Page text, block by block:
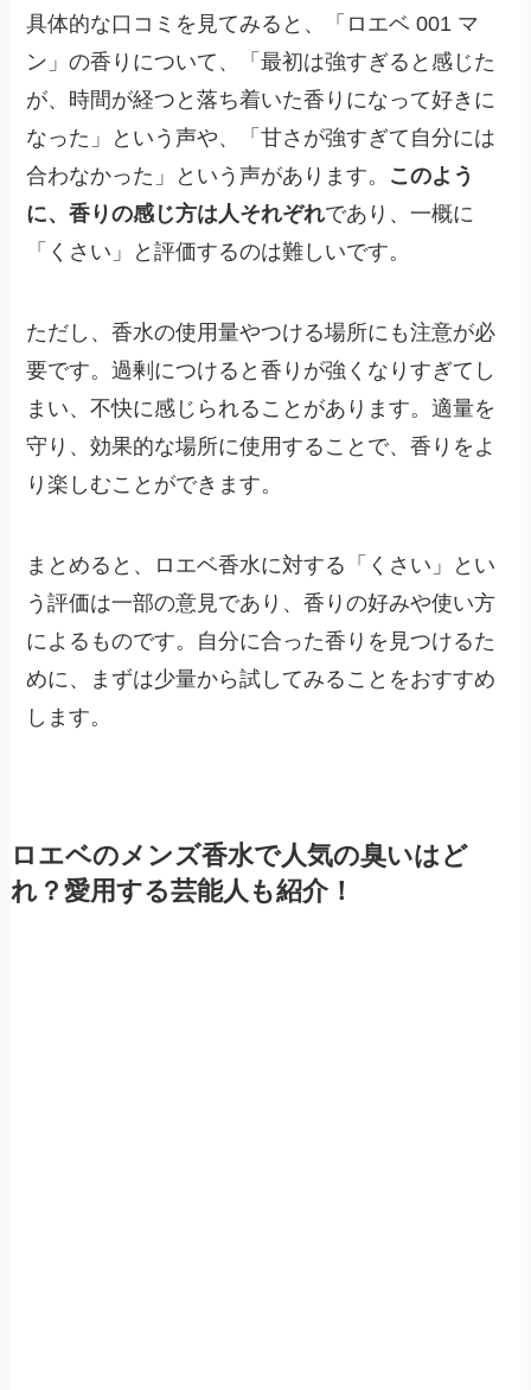
具体的な口コミを見てみると、「ロエベ 001 マ
ン」の香りについて、「最初は強すぎると感じた
が、時間が経つと落ち着いた香りになって好きに
なった」という声や、「甘さが強すぎて自分には
合わなかった」という声があります。 このよう
に、香りの感じ方は人それぞれであり、一概に
「くさい」と評価するのは難しいです。
ただし、香水の使用量やつける場所にも注意が必
要です。過剰につけると香りが強くなりすぎてし
まい、不快に感じられることがあります。適量を
守り、効果的な場所に使用することで、香りをよ
り楽しむことができます。
まとめると、ロエベ香水に対する「くさい」とい
う評価は一部の意見であり、香りの好みや使い方
によるものです。自分に合った香りを見つけるた
めに、まずは少量から試してみることをおすすめ
します。
ロエベのメンズ香水で人気の臭いはど
れ？愛用する芸能人も紹介！